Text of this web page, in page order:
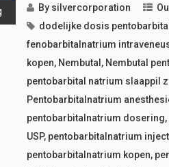
By silvercorporation
dodelijke dosis
fenobarbitalnatrium
kopen, Nembutal , Nembutal
pentobarbital natrium slaappil
Pentobarbitalnatrium
pentobarbitalnatrium dosering,
USP, pentobarbitalnatrium
pentobarbitalnatrium kopen,